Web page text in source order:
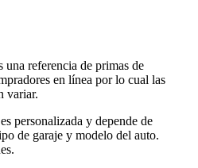
referencia de primas de
en línea por lo cual las
variar.
personalizada y depende de
de garaje y modelo del auto.